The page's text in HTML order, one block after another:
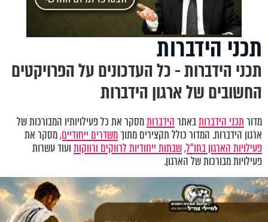
תכני הידברות
תכני הידברות - כל העדכונים על הפרויקטים
החשובים של ארגון הידברות
מדורתכני הידברותבאתרהידברותמסקר את כל פעילויותיו המבורכות של
ארגון הידברות. המדור כולל תקצירים מתוךמשדרים ייחודיים,מסקר את
פעילויות הארגון בחו"ל,שבתות ייחודיות לרווקים ורווקותועוד עשרות
פעילויות מבורכות של הארגון.